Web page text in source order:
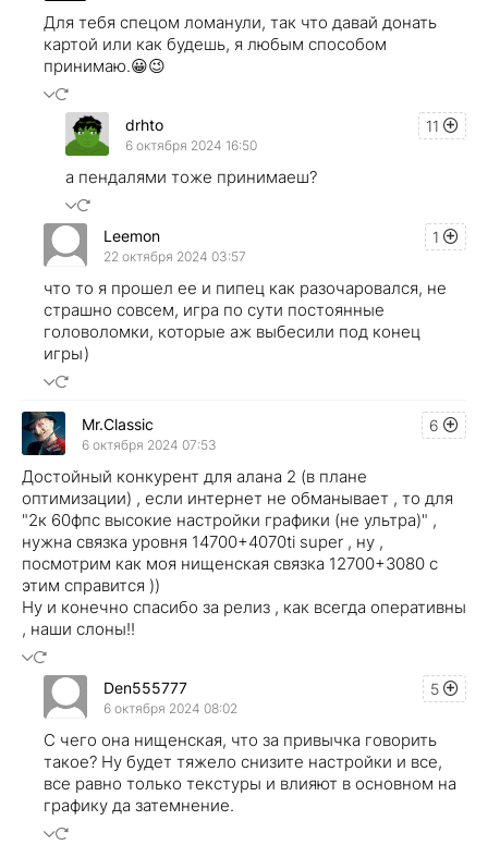
Для тебя спецом ломанули, так что давай донать
картой или как будешь, я любым способом
принимаю.😀😉
11
drhto
6 октября 2024 16:50
а пендалями тоже принимаеш?
1
Leemon
22 октября 2024 03:57
что то я прошел ее и пипец как разочаровался, не
страшно совсем, игра по сути постоянные
головоломки, которые аж выбесили под конец
игры)
6
Mr.Classic
6 октября 2024 07:53
Достойный конкурент для алана 2 (в плане
оптимизации) , если интернет не обманывает , то для
"2к 60фпс высокие настройки графики (не ультра)" ,
нужна связка уровня 14700+4070ti super , ну ,
посмотрим как моя нищенская связка 12700+3080 с
этим справится ))
Ну и конечно спасибо за релиз , как всегда оперативны
, наши слоны!!
5
Den555777
6 октября 2024 08:02
С чего она нищенская, что за привычка говорить
такое? Ну будет тяжело снизите настройки и все,
все равно только текстуры и влияют в основном на
графику да затемнение.